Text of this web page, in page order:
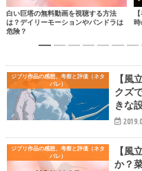
白い巨塔の無料動画を視聴する方法
は？デイリーモーションやパンドラは
危険？
ジブリ作品の感想、考察と評価（ネタ
バレ）
【風
クズ
きな
ジブリ作品の感想、考察と評価（ネタ
バレ）
【風
か？